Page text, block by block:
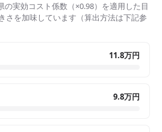
の実効コスト係数（×0.98）を適用した目
さを加味しています（算出方法は下記参
11.8万円
9.8万円